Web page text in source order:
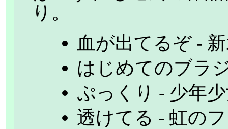
り。
血が出てるぞ -
はじめてのブラ
ぷっくり - 少年
透けてる - 虹の